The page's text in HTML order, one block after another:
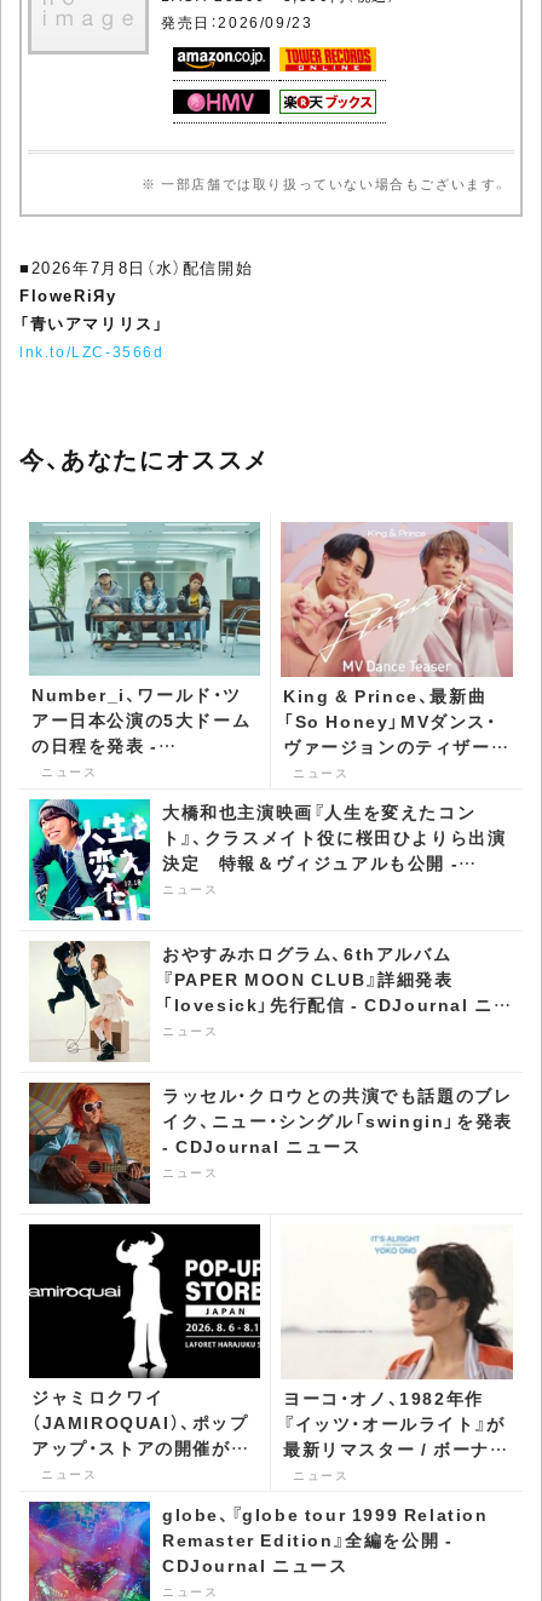
発売日：2026/09/23
※ 一部店舗では取り扱っていない場合もございます。
■2026年7月8日（水）配信開始
FloweRiЯy
「青いアマリリス」
lnk.to/LZC-3566d
今、あなたにオススメ
Number_i、ワールド・ツ
アー日本公演の5大ドーム
の日程を発表 -
CDJournal ニュース
ニュース
King & Prince、最新曲
「So Honey」MVダンス・
ヴァージョンのティザー映
像公開 - CDJournal ニュ
ニュース
大橋和也主演映画『人生を変えたコン
ト』、クラスメイト役に桜田ひよりら出演
決定 特報＆ヴィジュアルも公開 -
CDJournal ニュース
ニュース
おやすみホログラム、6thアルバム
『PAPER MOON CLUB』詳細発表
「lovesick」先行配信 - CDJournal ニュ
ース
ニュース
ラッセル・クロウとの共演でも話題のブレ
イク、ニュー・シングル「swingin」を発表
- CDJournal ニュース
ニュース
ジャミロクワイ
（JAMIROQUAI）、ポップ
アップ・ストアの開催が決
定 アパレルやインテリ
アアイテムなどを販売 -
CDJournal ニュース
ニュース
ヨーコ・オノ、1982年作
『イッツ・オールライト』が
最新リマスター / ボーナ
ス・トラック付きで再発 -
ニュース
globe、『globe tour 1999 Relation
Remaster Edition』全編を公開 -
CDJournal ニュース
ニュース